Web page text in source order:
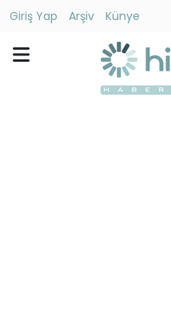
Giriş Yap Arşiv
Künye